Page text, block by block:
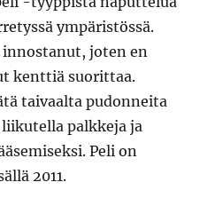
ympäristössä.
joten en
kenttiä suorittaa.
taivaalta pudonneita
palkkeja ja
Peli on
2011.